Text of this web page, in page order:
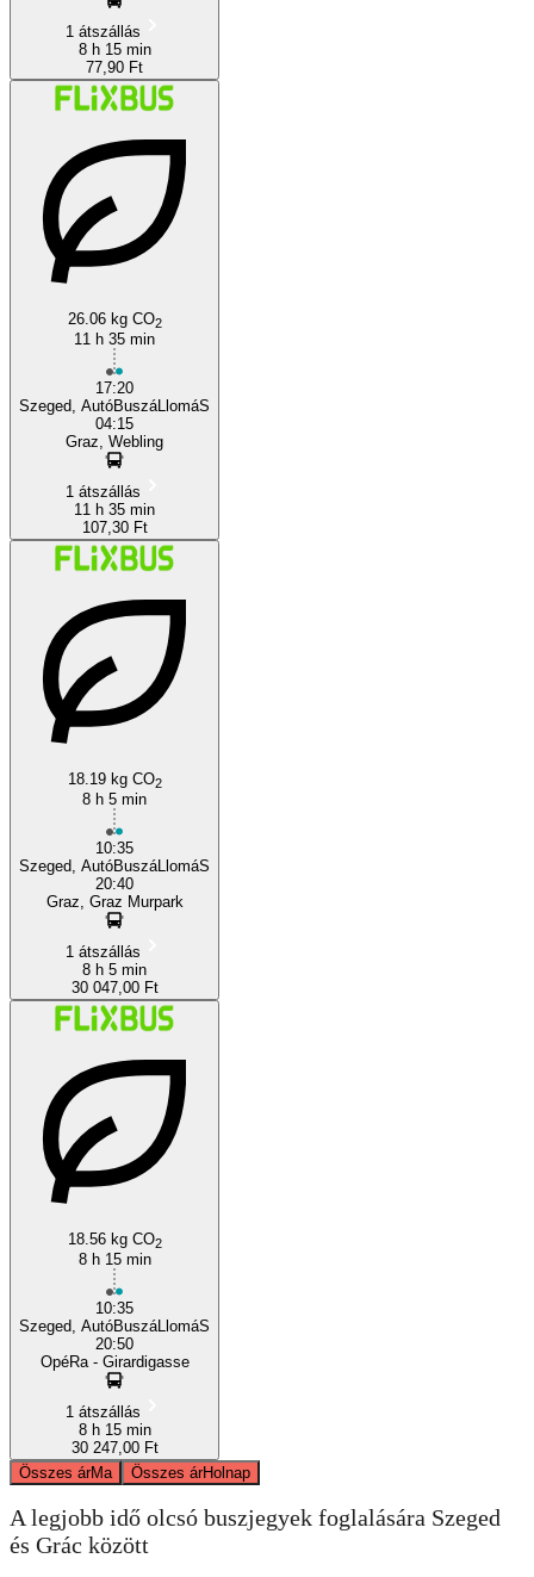
1 átszállás
8 h 15 min
77,90 Ft
26.06 kg CO2
11 h 35 min
17:20
Szeged, AutóBuszáLlomáS
04:15
Graz, Webling
1 átszállás
11 h 35 min
107,30 Ft
18.19 kg CO2
8 h 5 min
10:35
Szeged, AutóBuszáLlomáS
20:40
Graz, Graz Murpark
1 átszállás
8 h 5 min
30 047,00 Ft
18.56 kg CO2
8 h 15 min
10:35
Szeged, AutóBuszáLlomáS
20:50
OpéRa - Girardigasse
1 átszállás
8 h 15 min
30 247,00 Ft
Összes árMa Összes árHolnap
A legjobb idő olcsó buszjegyek foglalására Szeged
és Grác között